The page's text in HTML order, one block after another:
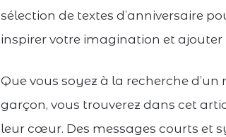
sélection de textes d’anniversaire
inspirer votre imagination et ajouter
Que vous soyez à la recherche
garçon, vous trouverez dans cet
leur cœur. Des messages courts et